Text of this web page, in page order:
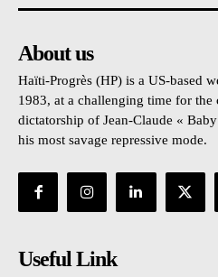
About us
Haïti-Progrès (HP) is a US-based
1983, at a challenging time for the
dictatorship of Jean-Claude «
his most savage repressive mode.
Useful Link